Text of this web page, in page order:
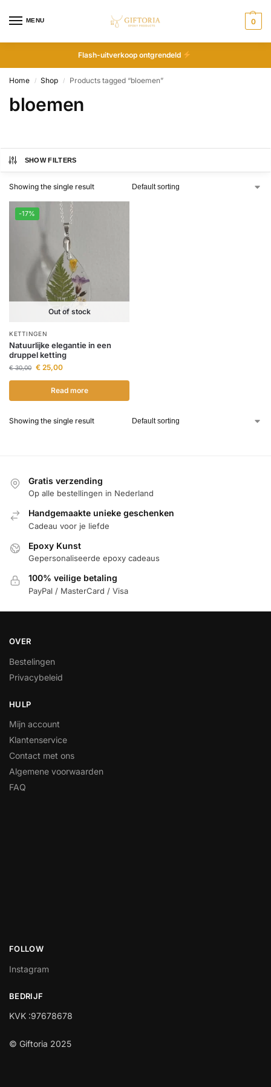
MENU 0
Flash-uitverkoop ontgrendeld
Home / Shop / Products tagged “bloemen”
bloemen
SHOW FILTERS
Showing the single result
-17%
Out of stock
KETTINGEN
Natuurlijke elegantie in een
druppel ketting
€30,00 € 25,00
Read more
Showing the single result
Gratis verzending
Op alle bestellingen in Nederland
Handgemaakte unieke geschenken
Cadeau voor je liefde
Epoxy Kunst
Gepersonaliseerde epoxy cadeaus
100% veilige betaling
PayPal / MasterCard / Visa
OVER
Bestelingen
Privacybeleid
HULP
Mijn account
Klantenservice
Contact met ons
Algemene voorwaarden
FAQ
FOLLOW
Instagram
BEDRIJF
KVK :97678678
© Giftoria 2025